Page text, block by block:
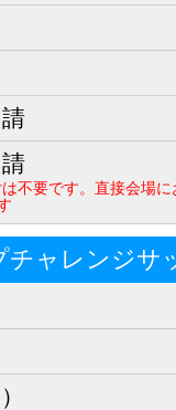
不要です。直接会場
チャレンジサ